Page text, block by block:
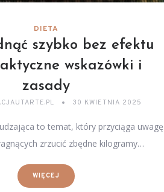
DIETA
szybko bez efektu
wskazówki i
zasady
30 KWIETNIA 2025
to temat, który przyciąga uwagę
zrzucić zbędne kilogramy…
WIĘCEJ